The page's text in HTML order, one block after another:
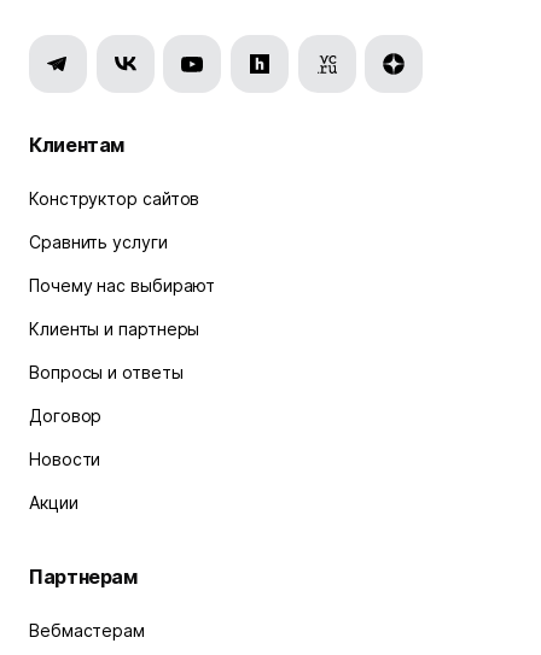
Клиентам
Конструктор сайтов
Сравнить услуги
Почему нас выбирают
Клиенты и партнеры
Вопросы и ответы
Договор
Новости
Акции
Партнерам
Вебмастерам